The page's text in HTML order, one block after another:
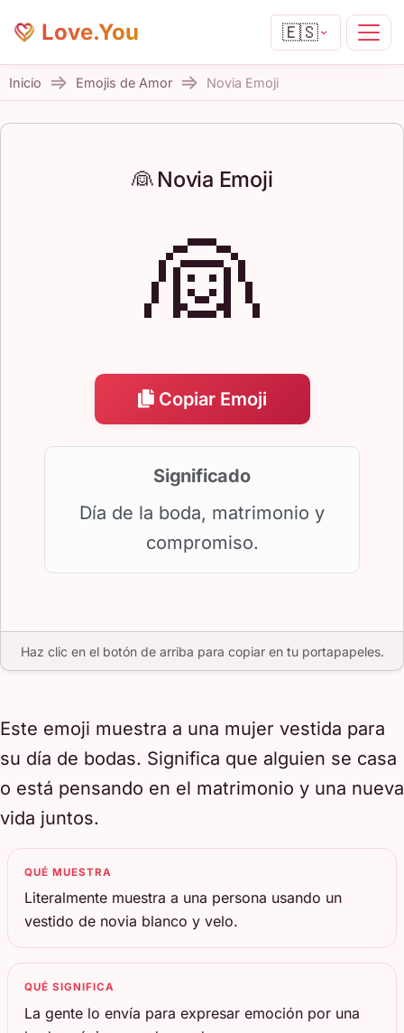
Love.You 🇪🇸
Inicio Emojis de Amor Novia Emoji
👰 Novia Emoji
👰
Copiar Emoji
Significado
Día de la boda, matrimonio y
compromiso.
Haz clic en el botón de arriba para copiar en tu portapapeles.
Este emoji muestra a una mujer vestida para
su día de bodas. Significa que alguien se casa
o está pensando en el matrimonio y una nueva
vida juntos.
QUÉ MUESTRA
Literalmente muestra a una persona usando un
vestido de novia blanco y velo.
QUÉ SIGNIFICA
La gente lo envía para expresar emoción por una